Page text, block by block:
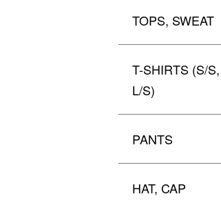
TOPS, SWEAT
T-SHIRTS (S/S,
L/S)
PANTS
HAT, CAP